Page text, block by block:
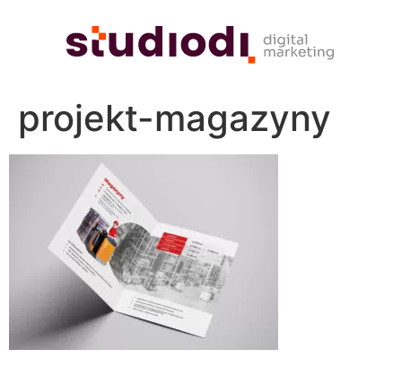
projekt-magazyny